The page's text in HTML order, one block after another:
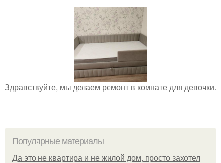
Здравствуйте, мы делаем ремонт в комнате для девочки.
Популярные материалы
Да это не квартира и не жилой дом, просто захотел